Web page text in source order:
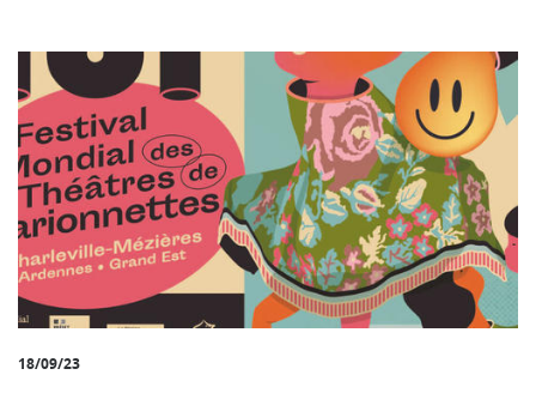
18/09/23